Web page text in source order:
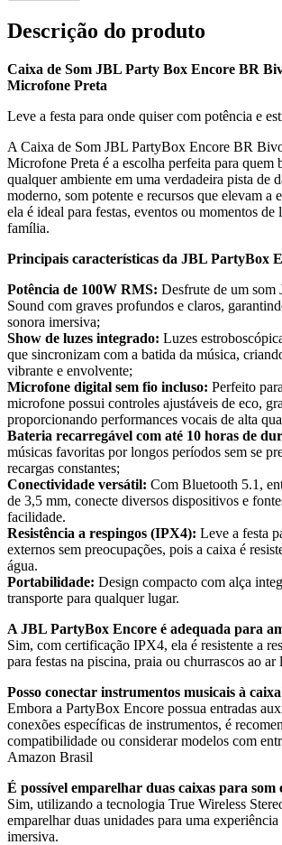
Descrição do produto
Caixa de Som JBL Party Box Encore BR
Microfone Preta
Leve a festa para onde quiser com potência e
A Caixa de Som JBL PartyBox Encore BR
Microfone Preta é a escolha perfeita para quem
qualquer ambiente em uma verdadeira pista de
moderno, som potente e recursos que elevam a
ela é ideal para festas, eventos ou momentos de
família.
Principais características da JBL PartyBox
Potência de 100W RMS: Desfrute de um
Sound com graves profundos e claros,
sonora imersiva;
Show de luzes integrado: Luzes
que sincronizam com a batida da música,
vibrante e envolvente;
Microfone digital sem fio incluso: Perfeito
microfone possui controles ajustáveis de eco,
proporcionando performances vocais de alta
Bateria recarregável com até 10 horas de
músicas favoritas por longos períodos sem se
recargas constantes;
Conectividade versátil: Com Bluetooth 5.1,
de 3,5 mm, conecte diversos dispositivos e
facilidade.
Resistência a respingos (IPX4): Leve a festa
externos sem preocupações, pois a caixa é
água.
Portabilidade: Design compacto com alça
transporte para qualquer lugar.
A JBL PartyBox Encore é adequada para
Sim, com certificação IPX4, ela é resistente a
para festas na piscina, praia ou churrascos ao ar
Posso conectar instrumentos musicais à
Embora a PartyBox Encore possua entradas
conexões específicas de instrumentos, é
compatibilidade ou considerar modelos com
Amazon Brasil
É possível emparelhar duas caixas para som
Sim, utilizando a tecnologia True Wireless
emparelhar duas unidades para uma
imersiva.